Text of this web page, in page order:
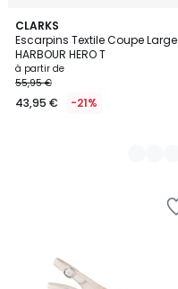
CLARKS
Escarpins Textile Coupe Large
HARBOUR HERO T
à partir de
55,95 €
43,95 € -21%
2
Couleurs